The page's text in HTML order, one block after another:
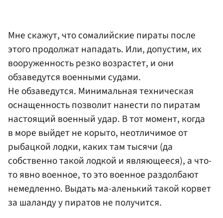
Мне скажут, что сомалийские пираты после
этого продолжат нападать. Или, допустим, их
вооруженность резко возрастет, и они
обзаведутся военными судами.
Не обзаведутся. Минимальная техническая
оснащенность позволит нанести по пиратам
настоящий военный удар. В тот момент, когда
в море выйдет не корыто, неотличимое от
рыбацкой лодки, каких там тысячи (да
собственно такой лодкой и являющееся), а что-
то явно военное, то это военное раздолбают
немедленно. Выдать ма-аленький такой корвет
за шаланду у пиратов не получится.